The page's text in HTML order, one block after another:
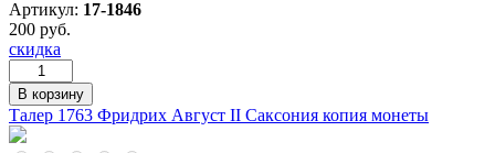
Артикул: 17-1846
200 руб.
скидка
Талер 1763 Фридрих Август II Саксония копия монеты